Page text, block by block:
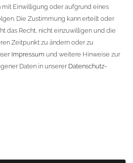
mit Einwilligung oder aufgrund eines
Die Zustimmung kann erteilt oder
das Recht, nicht einzuwilligen und die
Zeitpunkt zu ändern oder zu
Impressum und weitere Hinweise zur
Daten in unserer Daten­schutz­